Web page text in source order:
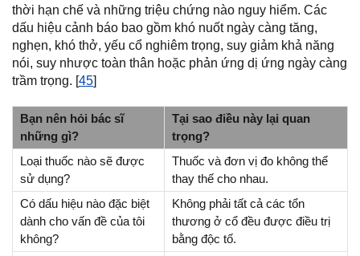
thời hạn chế và những triệu chứng nào nguy hiểm. Các
dấu hiệu cảnh báo bao gồm khó nuốt ngày càng tăng,
nghẹn, khó thở, yếu cổ nghiêm trọng, suy giảm khả năng
nói, suy nhược toàn thân hoặc phản ứng dị ứng ngày càng
trầm trọng. [45]
Bạn nên hỏi bác sĩ
những gì?
Tại sao điều này lại quan
trọng?
Loại thuốc nào sẽ được
sử dụng?
Thuốc và đơn vị đo không thể
thay thế cho nhau.
Có dấu hiệu nào đặc biệt
dành cho vấn đề của tôi
không?
Không phải tất cả các tổn
thương ở cổ đều được điều trị
bằng độc tố.